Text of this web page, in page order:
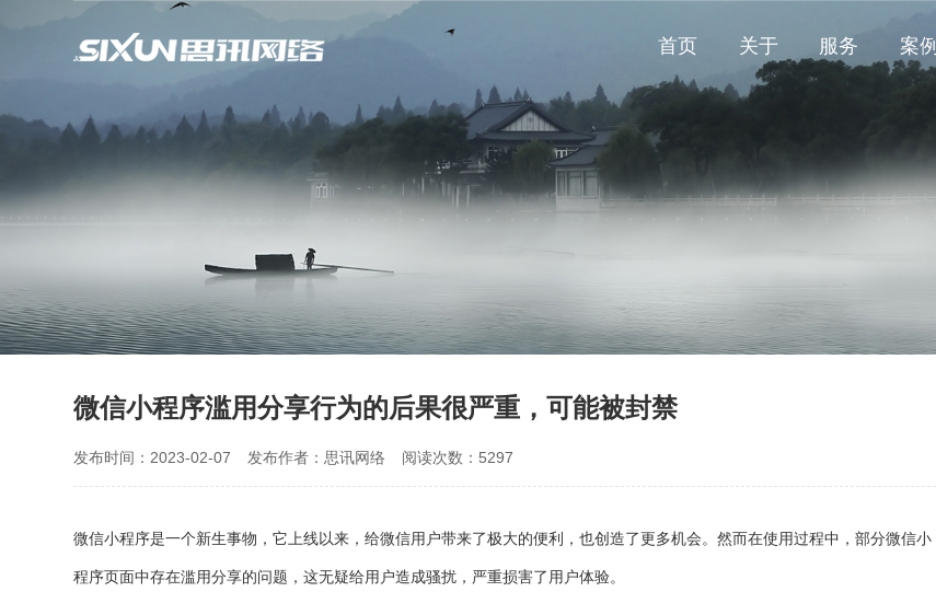
首页 关于 服务 案例
微信小程序滥用分享行为的后果很严重，可能被封禁
发布时间：2023-02-07 发布作者：思讯网络 阅读次数：5297
微信小程序是一个新生事物，它上线以来，给微信用户带来了极大的便利，也创造了更多机会。然而在使用过程中，部分微信小
程序页面中存在滥用分享的问题，这无疑给用户造成骚扰，严重损害了用户体验。